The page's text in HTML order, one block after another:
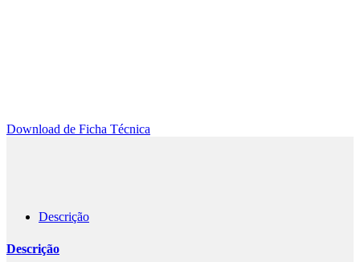
Download de Ficha Técnica
Descrição
Descrição